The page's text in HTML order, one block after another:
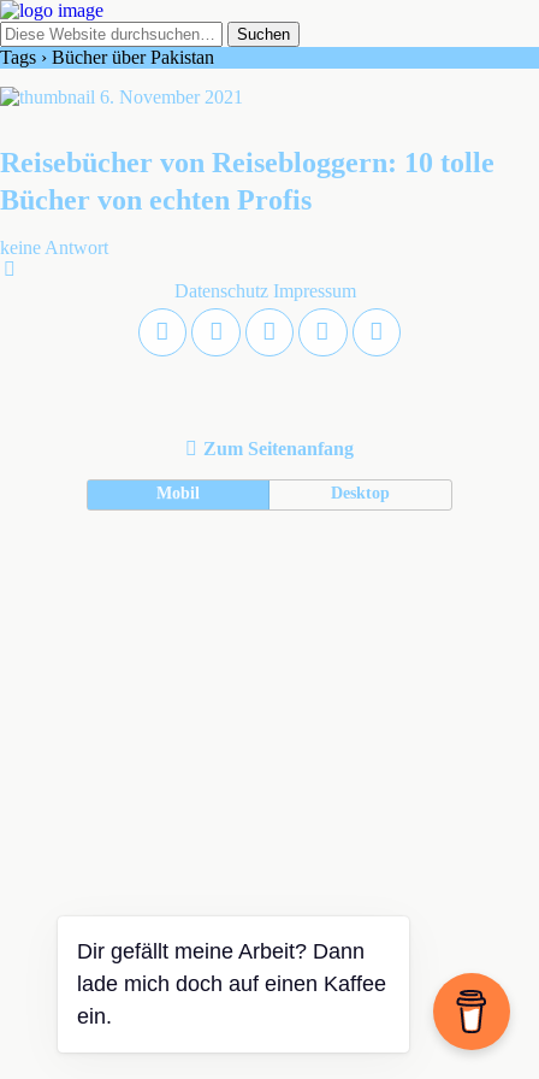
Tags › Bücher über Pakistan
6. November 2021
Reisebücher von Reisebloggern: 10 tolle
Bücher von echten Profis
keine Antwort
Datenschutz Impressum
Zum Seitenanfang
Mobil Desktop
Dir gefällt meine Arbeit? Dann
lade mich doch auf einen Kaffee
ein.